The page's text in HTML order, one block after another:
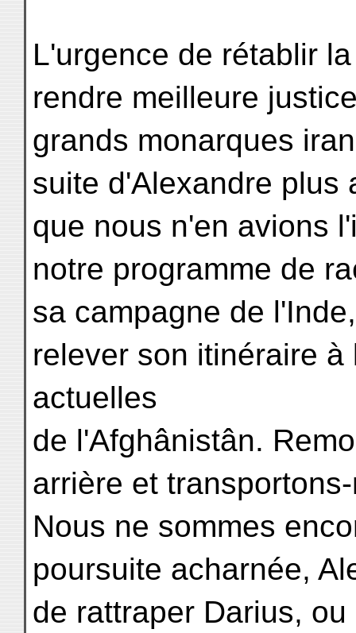
L'urgence de rétablir
rendre meilleure
grands monarques
suite d'Alexandre plus
que nous n'en avions
notre programme de
sa campagne de
relever son itinéraire
actuelles
de l'Afghânistân.
arrière et
Nous ne sommes
poursuite acharnée,
de rattraper Darius,